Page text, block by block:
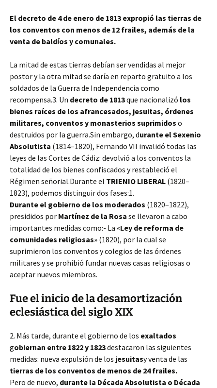
El decreto de 4 de enero de 1813 expropió las tierras de
los conventos con menos de 12 frailes, además de la
venta de baldíos y comunales.
La mitad de estas tierras debían ser vendidas al mejor
postor y la otra mitad se daría en reparto gratuito a los
soldados de la Guerra de Independencia como
recompensa.3. Un decreto de 1813que nacionalizó los
bienes raíces de los afrancesados, jesuitas, órdenes
militares, conventos y monasterios suprimidos o
destruidos por la guerra.Sin embargo, durante el Sexenio
Absolutista (1814–1820), Fernando VII invalidó todas las
leyes de las Cortes de Cádiz: devolvió a los conventos la
totalidad de los bienes confiscados y restableció el
Régimen señorial.Durante el TRIENIO LIBERAL (1820–
1823), podemos distinguir dos fases:1.
Durante el gobierno de los moderados (1820–1822),
presididos por Martínez de la Rosa se llevaron a cabo
importantes medidas como:- La «Ley de reforma de
comunidades religiosas» (1820), por la cual se
suprimieron los conventos y colegios de las órdenes
militares y se prohibió fundar nuevas casas religiosas o
aceptar nuevos miembros.
Fue el inicio de la desamortización
eclesiástica del siglo XIX
2. Más tarde, durante el gobierno de los exaltados
gobiernan entre 1822 y 1823destacaron las siguientes
medidas: nueva expulsión de los jesuitasy venta de las
tierras de los conventos de menos de 24 frailes.
Pero de nuevo, durante la Década Absolutista o Década